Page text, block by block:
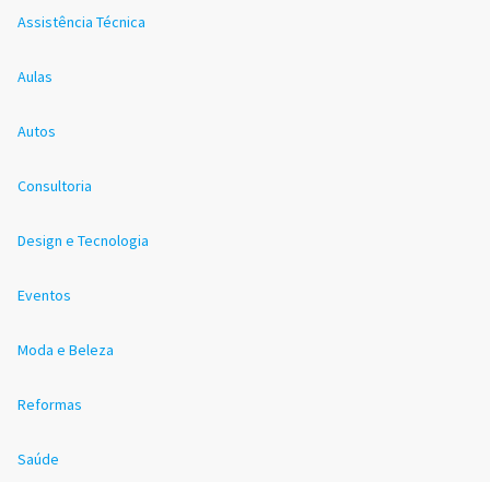
Assistência Técnica
Aulas
Autos
Consultoria
Design e Tecnologia
Eventos
Moda e Beleza
Reformas
Saúde